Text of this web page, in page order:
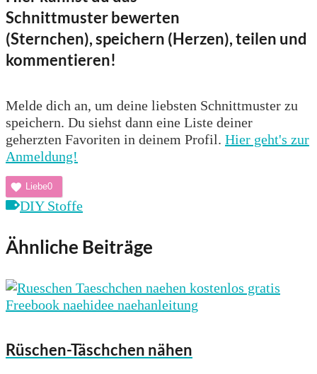
Schnittmuster bewerten
(Sternchen), speichern (Herzen), teilen und
kommentieren!
Melde dich an, um deine liebsten Schnittmuster zu
speichern. Du siehst dann eine Liste deiner
geherzten Favoriten in deinem Profil. Hier geht's zur
Anmeldung!
Liebe0
DIY Stoffe
Ähnliche Beiträge
Rüschen-Täschchen nähen